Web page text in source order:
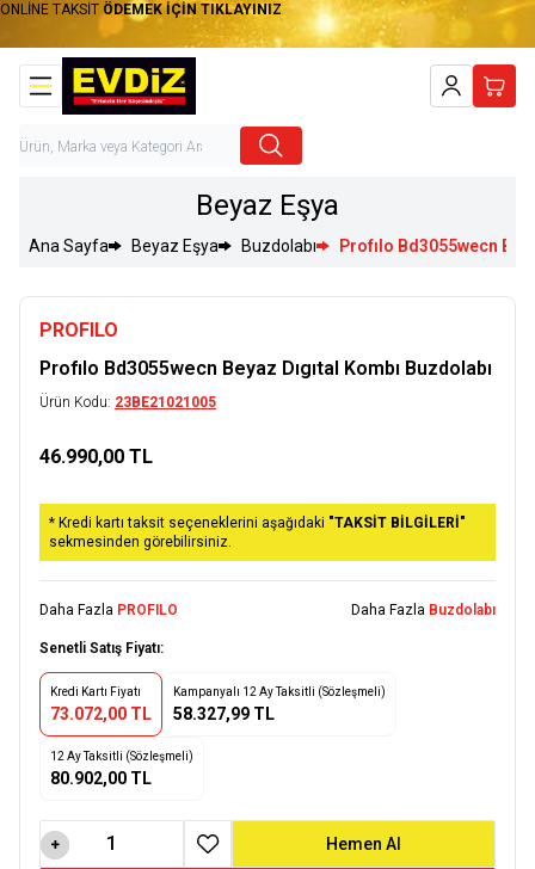
ONLİNE TAKSİT ÖDEMEK İÇİN TIKLAYINIZ
Hesabım
Beyaz Eşya
Ana Sayfa Beyaz Eşya Buzdolabı Profılo Bd3055wecn
PROFILO
Profılo Bd3055wecn Beyaz Dıgıtal Kombı Buzdolabı
Ürün Kodu: 23BE21021005
46.990,00 TL
* Kredi kartı taksit seçeneklerini aşağıdaki "TAKSİT BİLGİLERİ"
sekmesinden görebilirsiniz.
Daha Fazla PROFILO Daha Fazla Buzdolabı
Senetli Satış Fiyatı:
Kredi Kartı Fiyatı
73.072,00 TL
Kampanyalı 12 Ay Taksitli (Sözleşmeli)
58.327,99 TL
12 Ay Taksitli (Sözleşmeli)
80.902,00 TL
Hemen Al
Favoriye Ekle